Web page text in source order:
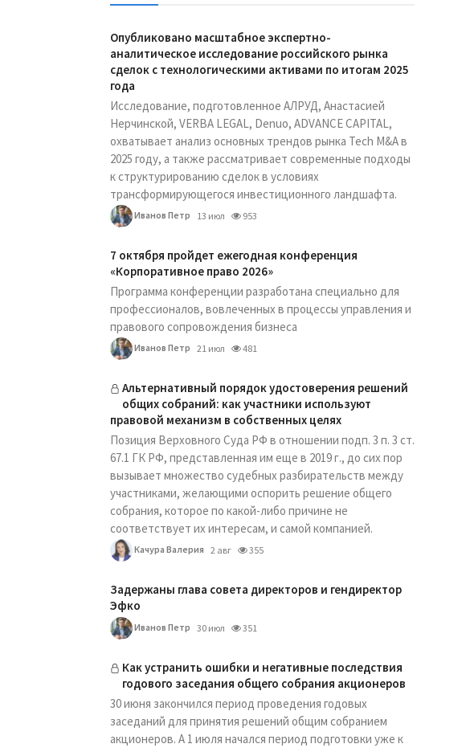
Опубликовано масштабное экспертно-
аналитическое исследование российского рынка
сделок с технологическими активами по итогам 2025
года
Исследование, подготовленное АЛРУД, Анастасией
Нерчинской, VERBA LEGAL, Denuo, ADVANCE CAPITAL,
охватывает анализ основных трендов рынка Tech M&A в
2025 году, а также рассматривает современные подходы
к структурированию сделок в условиях
трансформирующегося инвестиционного ландшафта.
Иванов Петр 13 июл 953
7 октября пройдет ежегодная конференция
«Корпоративное право 2026»
Программа конференции разработана специально для
профессионалов, вовлеченных в процессы управления и
правового сопровождения бизнеса
Иванов Петр 21 июл 481
Альтернативный порядок удостоверения решений
общих собраний: как участники используют
правовой механизм в собственных целях
Позиция Верховного Суда РФ в отношении подп. 3 п. 3 ст.
67.1 ГК РФ, представленная им еще в 2019 г., до сих пор
вызывает множество судебных разбирательств между
участниками, желающими оспорить решение общего
собрания, которое по какой-либо причине не
соответствует их интересам, и самой компанией.
Качура Валерия 2 авг 355
Задержаны глава совета директоров и гендиректор
Эфко
Иванов Петр 30 июл 351
Как устранить ошибки и негативные последствия
годового заседания общего собрания акционеров
30 июня закончился период проведения годовых
заседаний для принятия решений общим собранием
акционеров. А 1 июля начался период подготовки уже к